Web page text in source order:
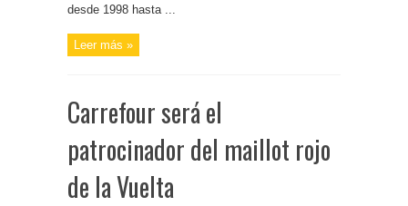
desde 1998 hasta ...
Leer más »
Carrefour será el
patrocinador del maillot rojo
de la Vuelta